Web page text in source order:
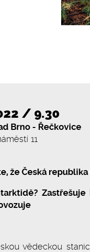
/ 9.30
Brno - Řečkovice
11
že Česká
vědeckou